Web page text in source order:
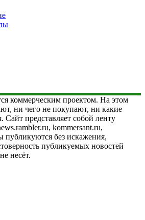
коммерческим проектом. На этом
ни чего не покупают, ни какие
Сайт представляет собой ленту
kommersant.ru,
публикуются без искажения,
публикуемых новостей
несёт.